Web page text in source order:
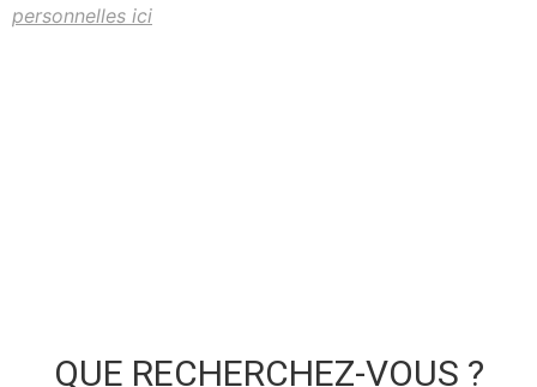
personnelles ici
QUE RECHERCHEZ-VOUS ?